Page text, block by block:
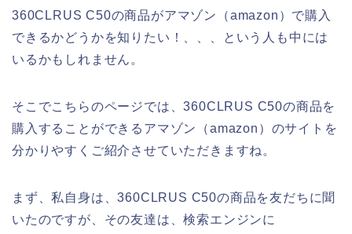
360CLRUS C50の商品がアマゾン（amazon）で購入
できるかどうかを知りたい！、、、という人も中には
いるかもしれません。
そこでこちらのページでは、360CLRUS C50の商品を
購入することができるアマゾン（amazon）のサイトを
分かりやすくご紹介させていただきますね。
まず、私自身は、360CLRUS C50の商品を友だちに聞
いたのですが、その友達は、検索エンジンに